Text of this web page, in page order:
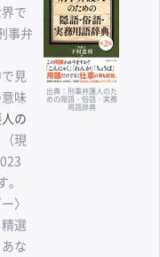
で
事弁
見
味
の
現
〉
選
な
出典：刑事弁護人のた
めの隠語・俗語・実務
用語辞典